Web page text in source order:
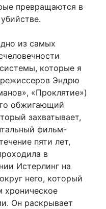
превращаются в
из самых
которые я
Эндрю
«Проклятие»)
обжигающий
захватывает,
фильм-
пяти лет,
в
Истерлинг на
него, который
хроническое
Он раскрывает